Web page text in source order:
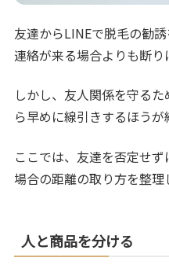
友達からLINEで脱毛の勧
連絡が来る場合よりも断り
しかし、友人関係を守る
ら早めに線引きするほうが
ここでは、友達を否定せ
場合の距離の取り方を整理
人と商品を分ける